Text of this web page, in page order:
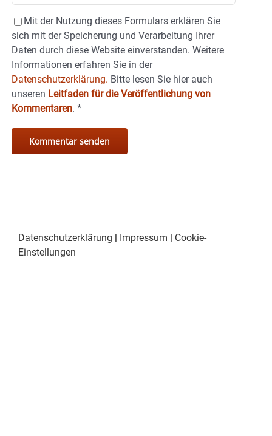
Mit der Nutzung dieses Formulars erklären Sie
sich mit der Speicherung und Verarbeitung Ihrer
Daten durch diese Website einverstanden. Weitere
Informationen erfahren Sie in der
Datenschutzerklärung. Bitte lesen Sie hier auch
unseren Leitfaden für die Veröffentlichung von
Kommentaren. *
Datenschutzerklärung | Impressum | Cookie-
Einstellungen